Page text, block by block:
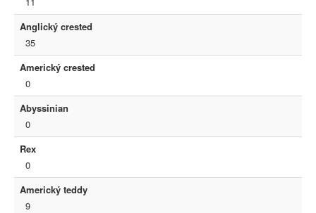
Anglický crested
35
Americký crested
0
Abyssinian
0
Rex
0
Americký teddy
9